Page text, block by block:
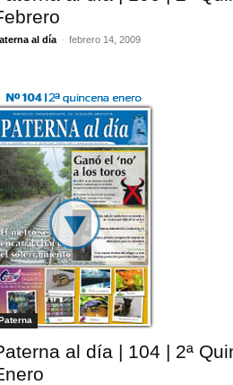
al día - febrero 14, 2009
al día | 104 | 2ª